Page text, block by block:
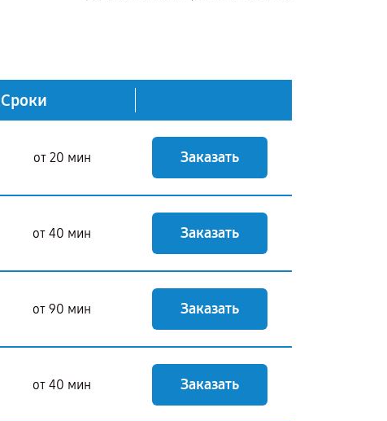
Сроки
от 20 мин Заказать
от 40 мин Заказать
от 90 мин Заказать
от 40 мин Заказать